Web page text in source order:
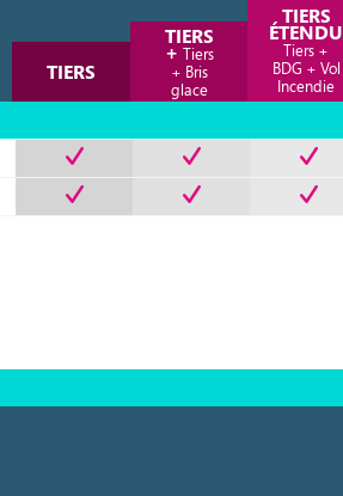
TIERS
TIERS
+Tiers
+ Bris
glace
TIERS
ÉTENDU
Tiers +
BDG + Vol
Incendie